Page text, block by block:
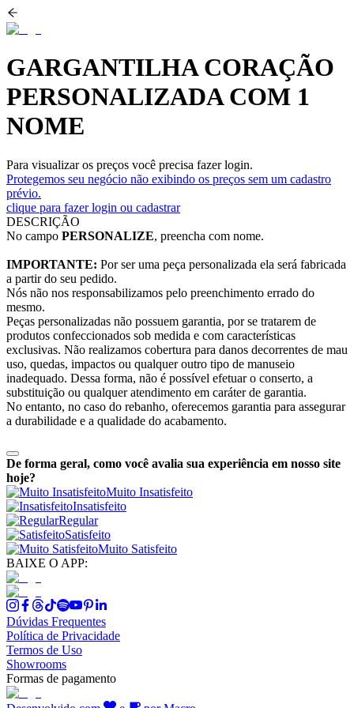
GARGANTILHA CORAÇÃO
PERSONALIZADA COM 1
NOME
Para visualizar os preços você precisa fazer login.
Protegemos seu negócio não exibindo os preços sem um cadastro
prévio.
clique para fazer login ou cadastrar
DESCRIÇÃO
No campo PERSONALIZE, preencha com nome.
IMPORTANTE: Por ser uma peça personalizada ela será fabricada
a partir do seu pedido.
Nós não nos responsabilizamos pelo preenchimento errado do
mesmo.
Peças personalizadas não possuem garantia, por se tratarem de
produtos confeccionados sob medida e com características
exclusivas. Não realizamos cobertura para danos decorrentes de mau
uso, quedas, impactos ou qualquer outro tipo de manuseio
inadequado. Dessa forma, não é possível efetuar o conserto, a
substituição ou qualquer atendimento em caráter de garantia.
No entanto, no caso do rebanho, oferecemos garantia para assegurar
a durabilidade e a qualidade do acabamento.
De forma geral, como você avalia sua experiência em nosso site
hoje?
Muito Insatisfeito
Insatisfeito
Regular
Satisfeito
Muito Satisfeito
BAIXE O APP:
Dúvidas Frequentes
Política de Privacidade
Termos de Uso
Showrooms
Formas de pagamento